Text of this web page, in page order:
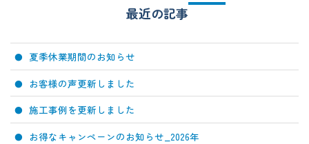
最近の記事
夏季休業期間のお知らせ
お客様の声更新しました
施工事例を更新しました
お得なキャンペーンのお知らせ_2026年